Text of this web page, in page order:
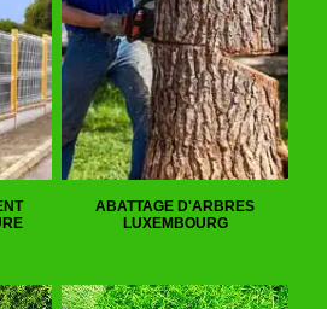
ABATTAGE D'ARBRES
LUXEMBOURG